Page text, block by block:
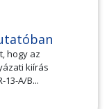
hogy az
kiírás
A/B...